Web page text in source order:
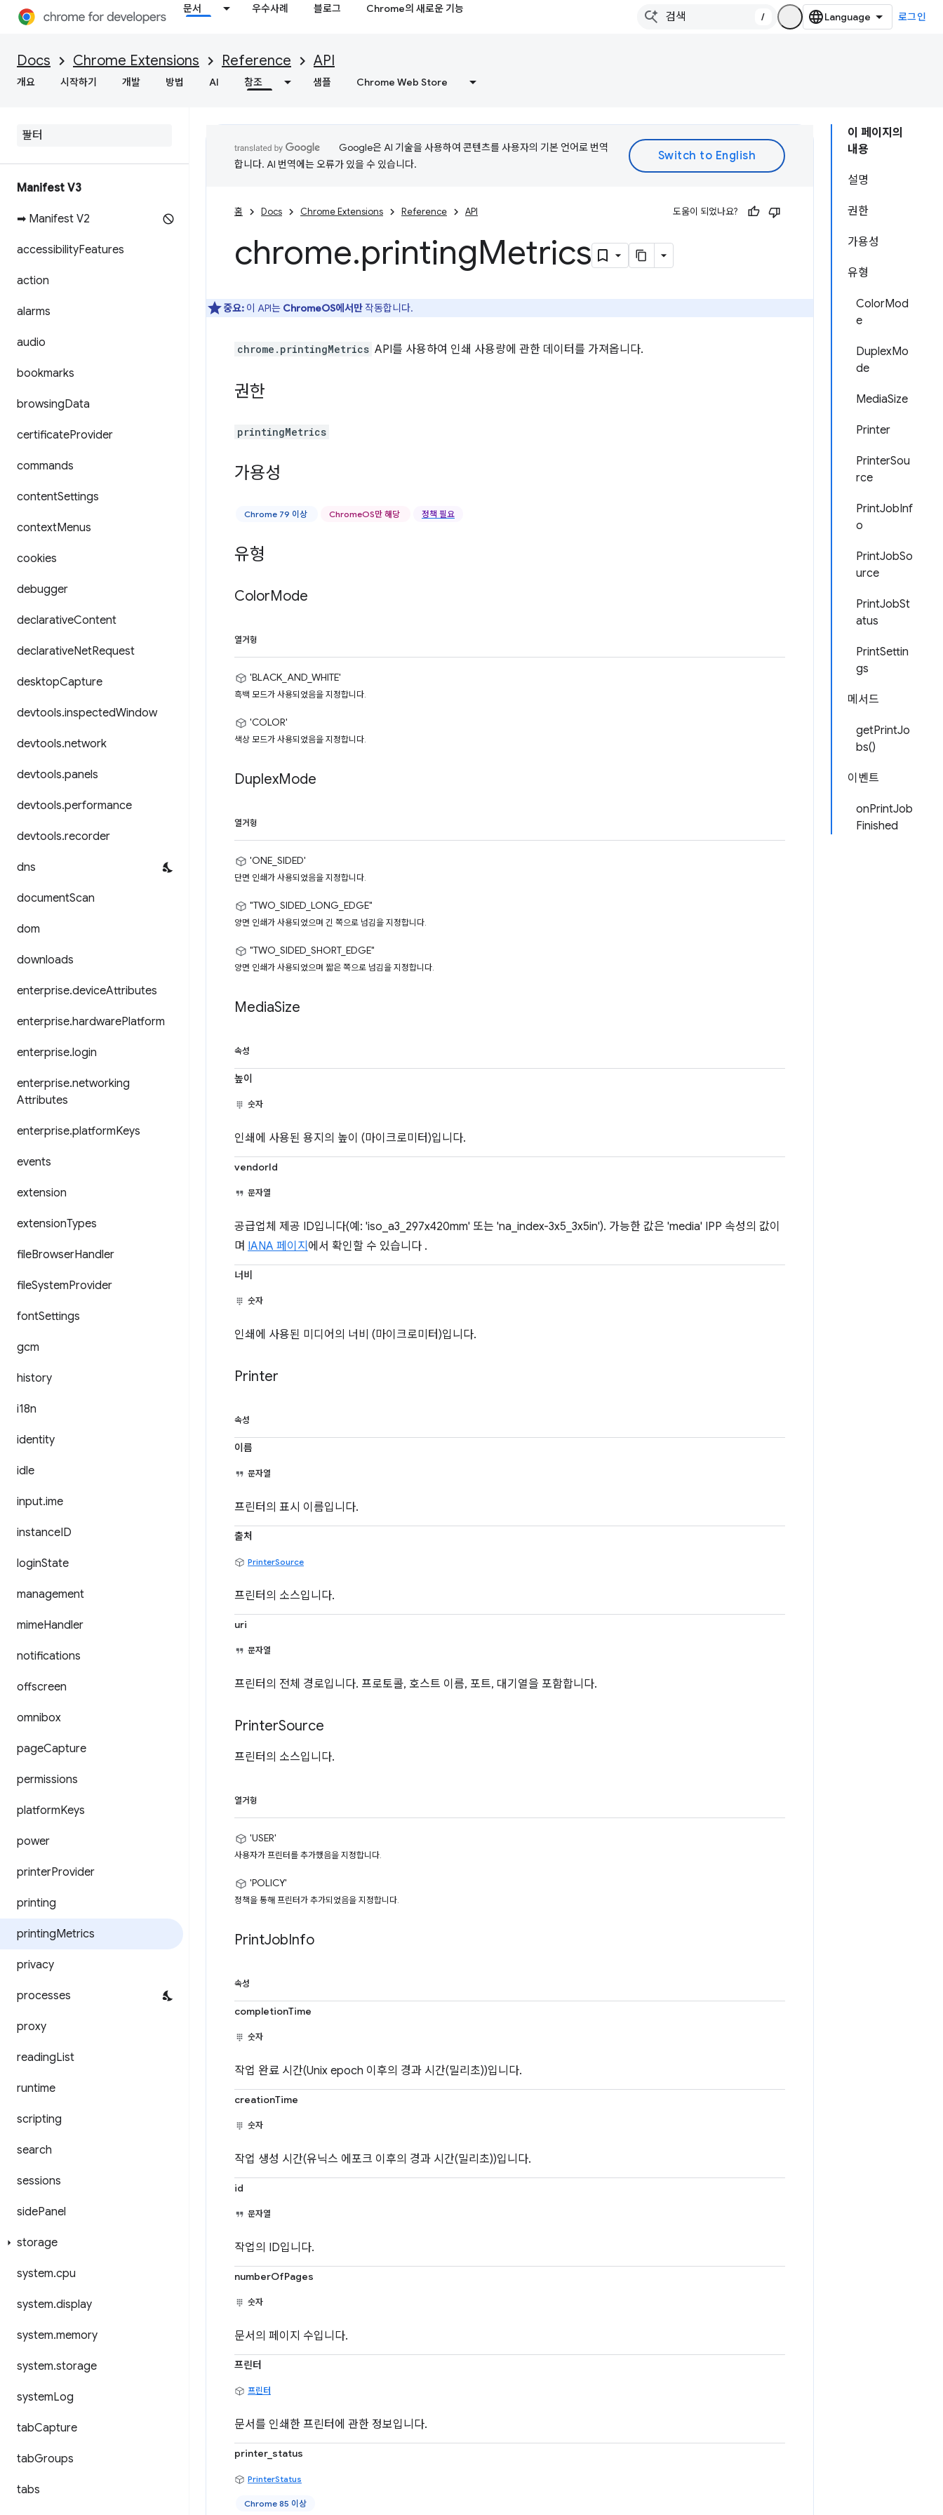
문서 우수사례 블로그 Chrome의 새로운 기능
/ 로그인
Docs Chrome Extensions Reference API
개요 시작하기 개발 방법 AI 참조 샘플 Chrome Web Store
Manifest V3
➡ Manifest V2
accessibilityFeatures
action
alarms
audio
bookmarks
browsingData
certificateProvider
commands
contentSettings
contextMenus
cookies
debugger
declarativeContent
declarativeNetRequest
desktopCapture
devtools.inspectedWindow
devtools.network
devtools.panels
devtools.performance
devtools.recorder
dns
documentScan
dom
downloads
enterprise.deviceAttributes
enterprise.hardwarePlatform
enterprise.login
enterprise.networking
Attributes
enterprise.platformKeys
events
extension
extensionTypes
fileBrowserHandler
fileSystemProvider
fontSettings
gcm
history
i18n
identity
idle
input.ime
instanceID
loginState
management
mimeHandler
notifications
offscreen
omnibox
pageCapture
permissions
platformKeys
power
printerProvider
printing
printingMetrics
privacy
processes
proxy
readingList
runtime
scripting
search
sessions
sidePanel
storage
system.cpu
system.display
system.memory
system.storage
systemLog
tabCapture
tabGroups
tabs
이 페이지의
내용
설명
권한
가용성
유형
ColorMod
e
DuplexMo
de
MediaSize
Printer
PrinterSou
rce
PrintJobInf
o
PrintJobSo
urce
PrintJobSt
atus
PrintSettin
gs
메서드
getPrintJo
bs()
이벤트
onPrintJob
Finished
Google은 AI 기술을 사용하여 콘텐츠를 사용자의 기본 언어로 번역
합니다. AI 번역에는 오류가 있을 수 있습니다.
홈 Docs Chrome Extensions Reference API 도움이 되었나요?
chrome.printingMetrics
중요: 이 API는 ChromeOS에서만작동합니다.
chrome.printingMetrics API를 사용하여 인쇄 사용량에 관한 데이터를 가져옵니다.
권한
printingMetrics
가용성
Chrome 79 이상 ChromeOS만 해당 정책 필요
유형
ColorMode
열거형
'BLACK_AND_WHITE'
흑백 모드가 사용되었음을 지정합니다.
'COLOR'
색상 모드가 사용되었음을 지정합니다.
DuplexMode
열거형
'ONE_SIDED'
단면 인쇄가 사용되었음을 지정합니다.
"TWO_SIDED_LONG_EDGE"
양면 인쇄가 사용되었으며 긴 쪽으로 넘김을 지정합니다.
"TWO_SIDED_SHORT_EDGE"
양면 인쇄가 사용되었으며 짧은 쪽으로 넘김을 지정합니다.
MediaSize
속성
높이
숫자
인쇄에 사용된 용지의 높이 (마이크로미터)입니다.
vendorId
문자열
공급업체 제공 ID입니다(예: 'iso_a3_297x420mm' 또는 'na_index-3x5_3x5in'). 가능한 값은 'media' IPP 속성의 값이
며 IANA 페이지 에서 확인할 수 있습니다 .
너비
숫자
인쇄에 사용된 미디어의 너비 (마이크로미터)입니다.
Printer
속성
이름
문자열
프린터의 표시 이름입니다.
출처
PrinterSource
프린터의 소스입니다.
uri
문자열
프린터의 전체 경로입니다. 프로토콜, 호스트 이름, 포트, 대기열을 포함합니다.
PrinterSource
프린터의 소스입니다.
열거형
'USER'
사용자가 프린터를 추가했음을 지정합니다.
'POLICY'
정책을 통해 프린터가 추가되었음을 지정합니다.
PrintJobInfo
속성
completionTime
숫자
작업 완료 시간(Unix epoch 이후의 경과 시간(밀리초))입니다.
creationTime
숫자
작업 생성 시간(유닉스 에포크 이후의 경과 시간(밀리초))입니다.
id
문자열
작업의 ID입니다.
numberOfPages
숫자
문서의 페이지 수입니다.
프린터
프린터
문서를 인쇄한 프린터에 관한 정보입니다.
printer_status
PrinterStatus
Chrome 85 이상